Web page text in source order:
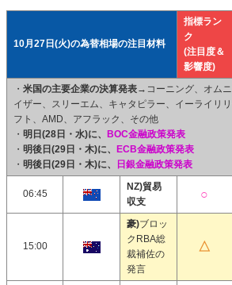
10月27日(火)の為替相場の注目材料
指標ラン
ク
(注目度＆
影響度)
・ 米国の主要企業の決算発表→コーニング、オム
イザー、スリーエム、キャタピラー、イーライリ
フト、AMD、アフラック、その他
・ 明日(28日・水)に、
BOC金融政策発表
・ 明後日(29日・木)に、
ECB金融政策発表
・ 明後日(29日・木)に、 日銀金融政策発表
06:45
NZ)貿易
収支
15:00
豪)ブロッ
クRBA総
裁補佐の
発言